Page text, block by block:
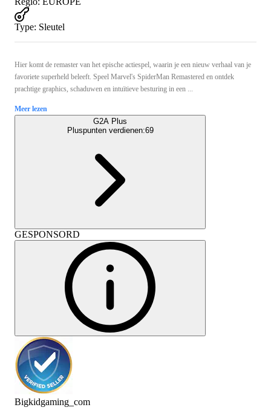
Type: Sleutel
Hier komt de remaster van het epische actiespel, waarin je een nieuw verhaal van je
favoriete superheld beleeft. Speel Marvel's SpiderMan Remastered en ontdek
prachtige graphics, schaduwen en intuïtieve besturing in een ...
Meer lezen
G2A Plus
Pluspunten verdienen:69
GESPONSORD
Bigkidgaming_com